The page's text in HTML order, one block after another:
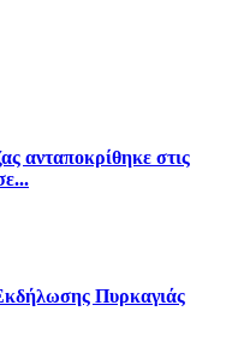
ανταποκρίθηκε στις
Πυρκαγιάς